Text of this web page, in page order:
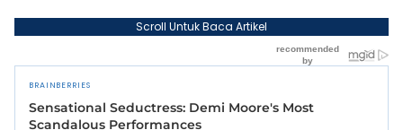
Scroll Untuk Baca Artikel